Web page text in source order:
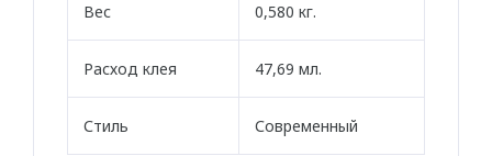
Вес 0,580 кг.
Расход клея 47,69 мл.
Стиль Современный